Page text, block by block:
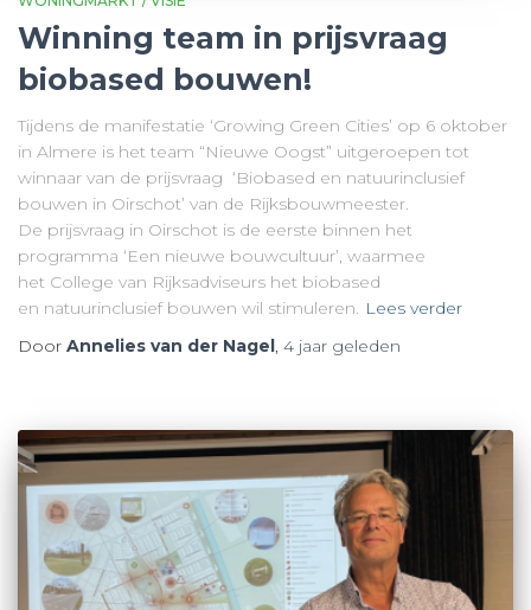
Winning team in prijsvraag
biobased bouwen!
Tijdens de manifestatie ‘Growing Green Cities’ op 6 oktober
in Almere is het team “Nieuwe Oogst” uitgeroepen tot
winnaar van de prijsvraag ‘Biobased en natuurinclusief
bouwen in Oirschot’ van de Rijksbouwmeester.
De prijsvraag in Oirschot is de eerste binnen het
programma ‘Een nieuwe bouwcultuur’, waarmee
het College van Rijksadviseurs het biobased
en natuurinclusief bouwen wil stimuleren. Lees verder
Door Annelies van der Nagel, 4 jaar geleden